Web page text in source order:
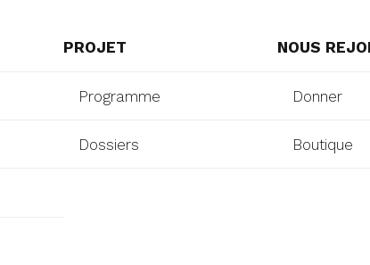
PROJET
Programme
Dossiers
NOUS
Donner
Boutique